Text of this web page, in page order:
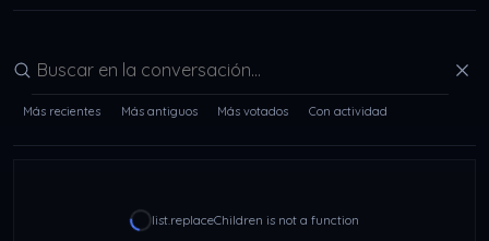
Buscar en la conversación
Más recientes Más antiguos Más votados Con actividad
list.replaceChildren is not a function